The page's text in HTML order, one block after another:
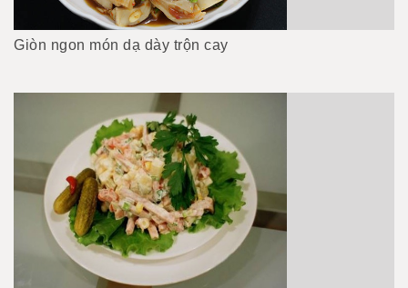
Giòn ngon món dạ dày trộn cay